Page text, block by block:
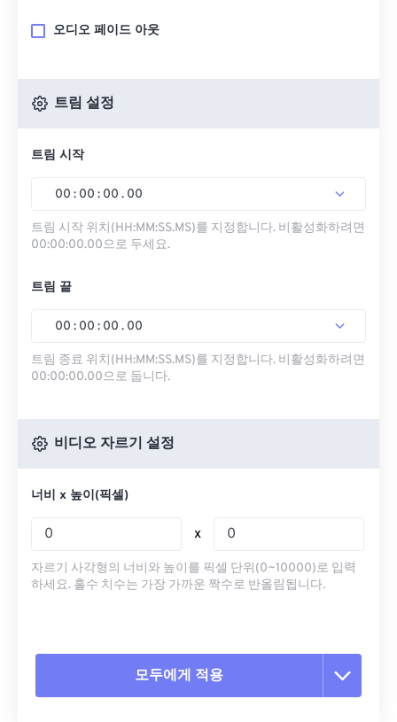
오디오 페이드 아웃
트림 설정
트림 시작
00 : 00 : 00 . 00
트림 시작 위치(HH:MM:SS.MS)를 지정합니다. 비활성화하려면
00:00:00.00으로 두세요.
트림 끝
00 : 00 : 00 . 00
트림 종료 위치(HH:MM:SS.MS)를 지정합니다. 비활성화하려면
00:00:00.00으로 둡니다.
비디오 자르기 설정
너비 x 높이(픽셀)
x
자르기 사각형의 너비와 높이를 픽셀 단위(0~10000)로 입력
하세요. 홀수 치수는 가장 가까운 짝수로 반올림됩니다.
모두에게 적용